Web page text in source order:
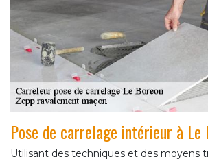
Pose de carrelage intérieur à Le
Utilisant des techniques et des moyens